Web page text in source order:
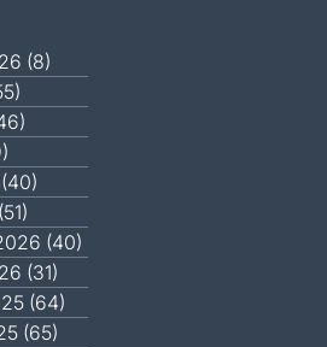
(8)
(40)
(31)
(64)
(65)